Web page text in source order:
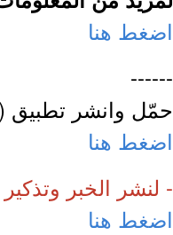
اضغط هنا
------
حمّل وانشر تطبيق (
اضغط هنا
- لنشر الخبر
اضغط هنا